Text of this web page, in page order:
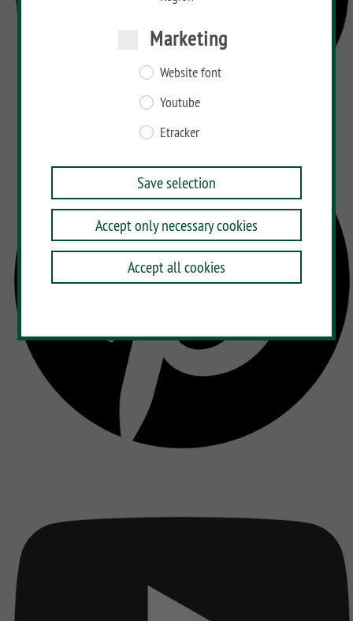
Marketing
Website font
Youtube
Etracker
Save selection
Accept only necessary cookies
Accept all cookies